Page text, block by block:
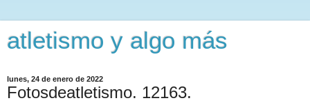
atletismo y algo más
lunes, 24 de enero de 2022
Fotosdeatletismo. 12163.